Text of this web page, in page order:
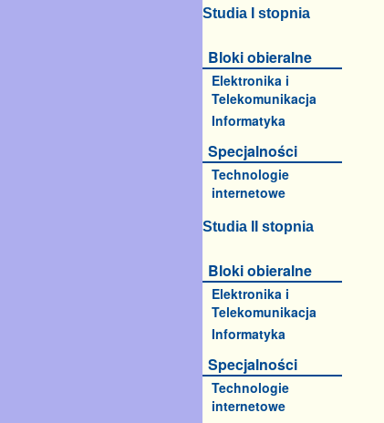
Studia I stopnia
Bloki obieralne
Elektronika i
Telekomunikacja
Informatyka
Specjalności
Technologie
internetowe
Studia II stopnia
Bloki obieralne
Elektronika i
Telekomunikacja
Informatyka
Specjalności
Technologie
internetowe